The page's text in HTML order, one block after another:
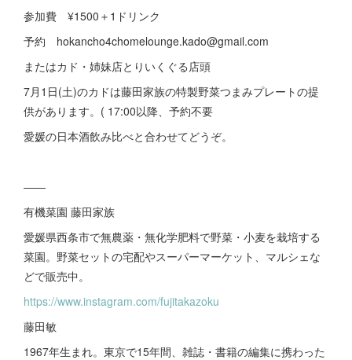
参加費 ¥1500＋1ドリンク
予約 hokancho4chomelounge.kado@gmail.com
またはカド・姉妹店とりいくぐる店頭
7月1日(土)のカドは藤田家族の特製野菜つまみプレートの提
供があります。( 17:00以降、予約不要
愛媛の日本酒飲み比べと合わせてどうぞ。
――
有機菜園 藤田家族
愛媛県西条市で無農薬・無化学肥料で野菜・小麦を栽培する
菜園。野菜セットの宅配やスーパーマーケット、マルシェな
どで販売中。
https://www.instagram.com/fujitakazoku
藤田敏
1967年生まれ。東京で15年間、雑誌・書籍の編集に携わった